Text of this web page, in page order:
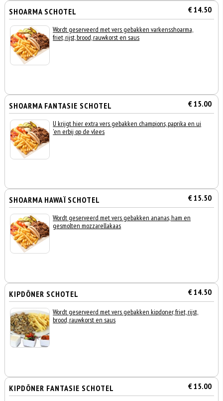
SHOARMA SCHOTEL € 14.50
Wordt geserveerd met vers gebakken varkensshoarma,
friet, rijst, brood, rauwkorst en saus
SHOARMA FANTASIE SCHOTEL € 15.00
U krijgt hier extra vers gebakken champions, paprika en ui
'en erbij op de vlees
SHOARMA HAWAÏ SCHOTEL € 15.50
Wordt geserveerd met vers gebakken ananas, ham en
gesmolten mozzarellakaas
KIPDÖNER SCHOTEL € 14.50
Wordt geserveerd met vers gebakken kipdoner, friet, rijst,
brood, rauwkorst en saus
KIPDÖNER FANTASIE SCHOTEL € 15.00